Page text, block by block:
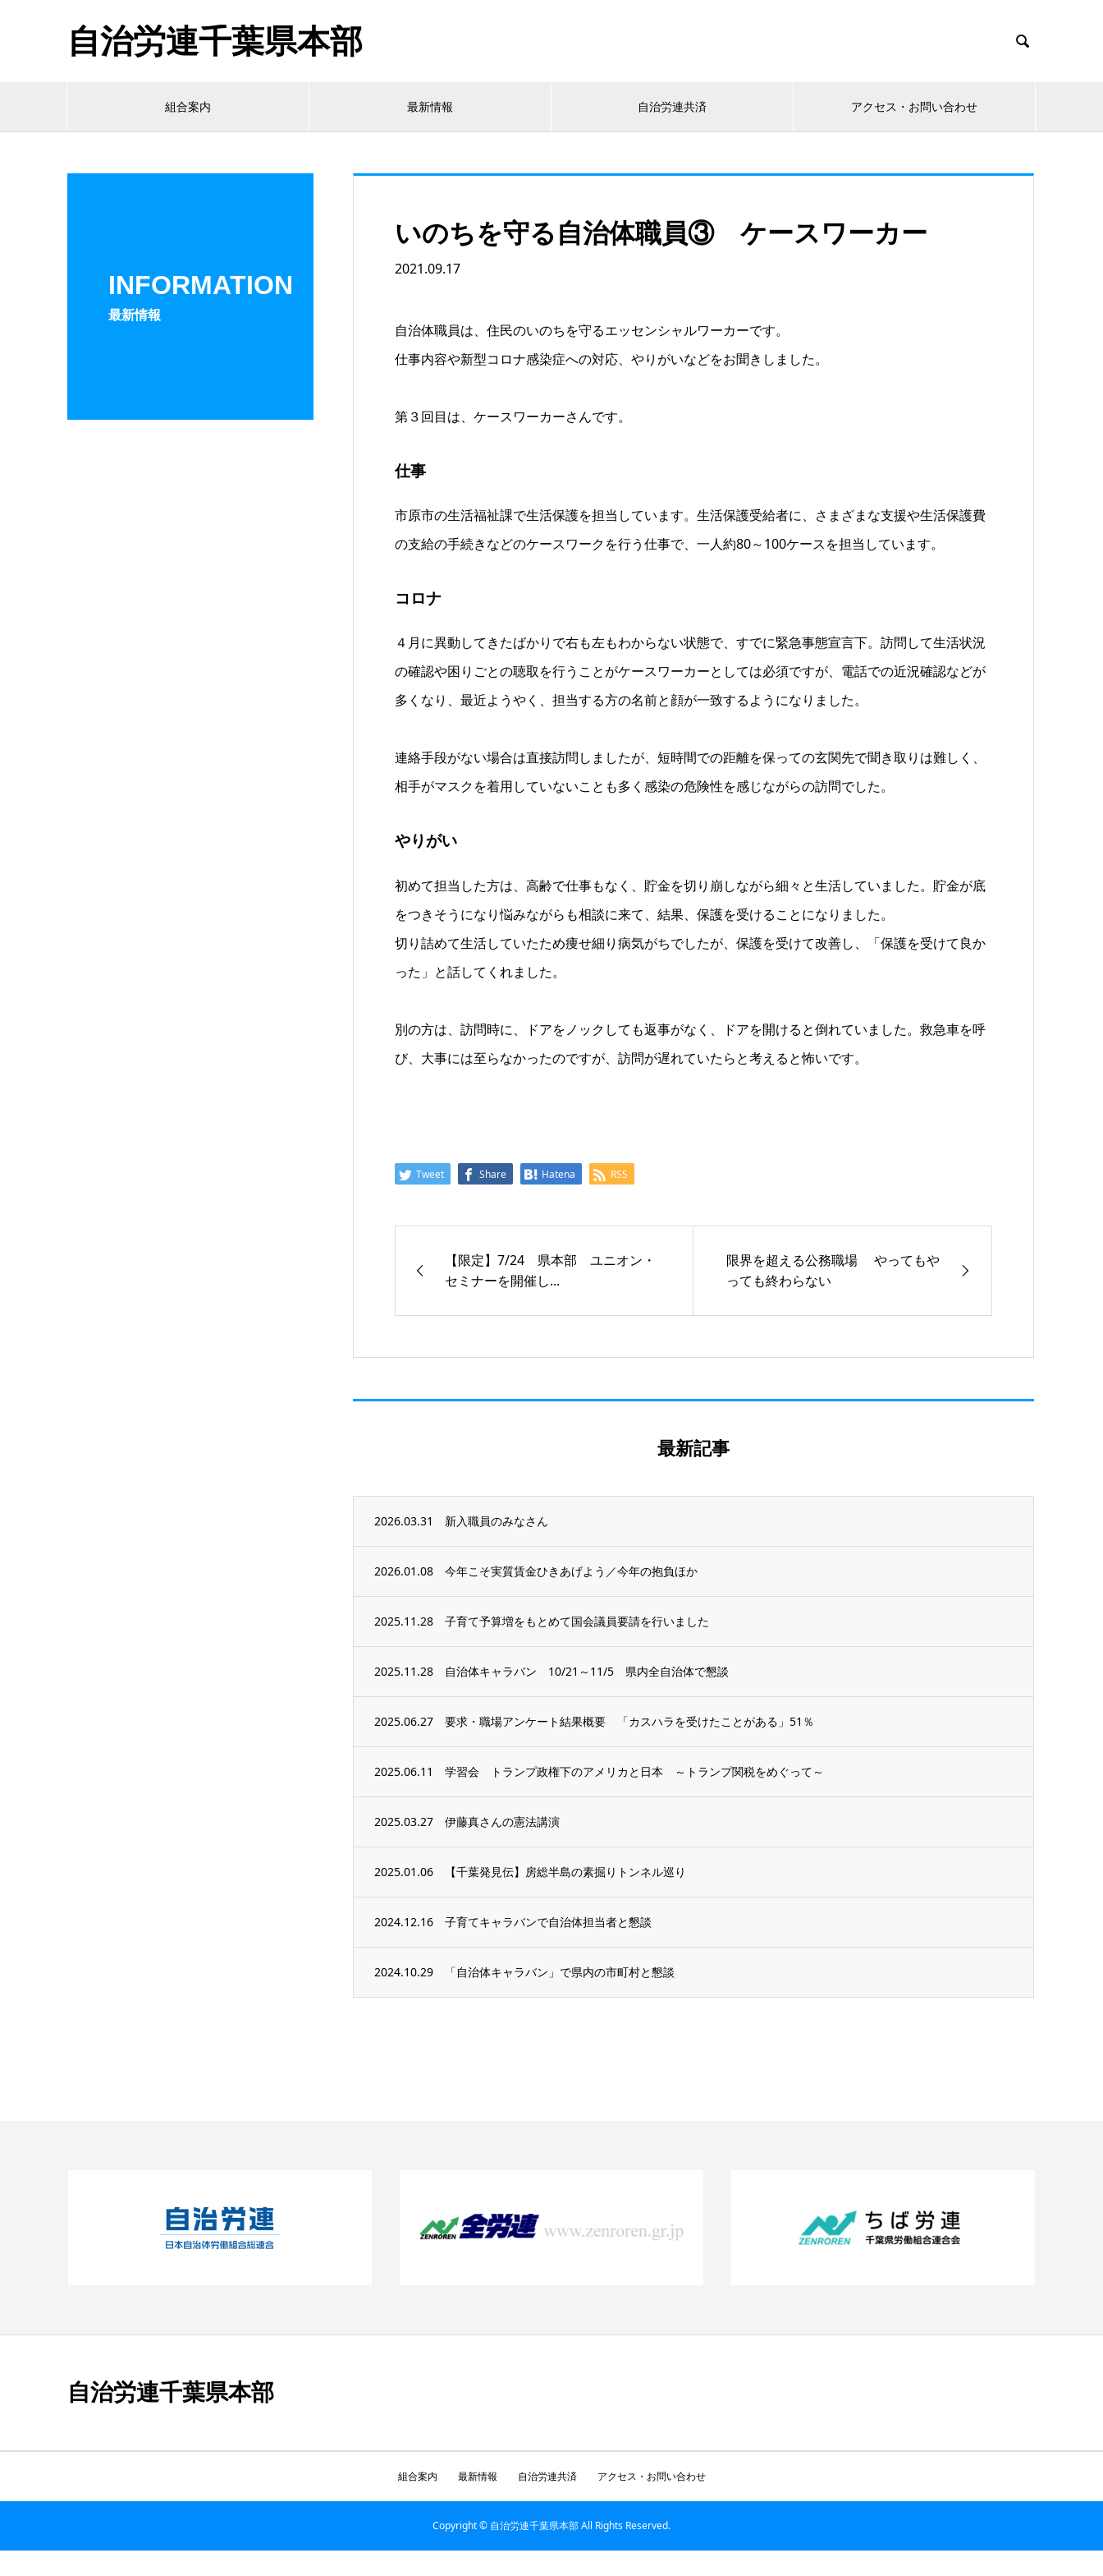
自治労連千葉県本部 
組合案内 最新情報 自治労連共済 アクセス・お問い合わせ
INFORMATION
最新情報
いのちを守る自治体職員③ ケースワーカー
2021.09.17
自治体職員は、住民のいのちを守るエッセンシャルワーカーです。
仕事内容や新型コロナ感染症への対応、やりがいなどをお聞きしました。
第３回目は、ケースワーカーさんです。
仕事
市原市の生活福祉課で生活保護を担当しています。生活保護受給者に、さまざまな支援や生活保護費
の支給の手続きなどのケースワークを行う仕事で、一人約80～100ケースを担当しています。
コロナ
４月に異動してきたばかりで右も左もわからない状態で、すでに緊急事態宣言下。訪問して生活状況
の確認や困りごとの聴取を行うことがケースワーカーとしては必須ですが、電話での近況確認などが
多くなり、最近ようやく、担当する方の名前と顔が一致するようになりました。
連絡手段がない場合は直接訪問しましたが、短時間での距離を保っての玄関先で聞き取りは難しく、
相手がマスクを着用していないことも多く感染の危険性を感じながらの訪問でした。
やりがい
初めて担当した方は、高齢で仕事もなく、貯金を切り崩しながら細々と生活していました。貯金が底
をつきそうになり悩みながらも相談に来て、結果、保護を受けることになりました。
切り詰めて生活していたため痩せ細り病気がちでしたが、保護を受けて改善し、「保護を受けて良か
った」と話してくれました。
別の方は、訪問時に、ドアをノックしても返事がなく、ドアを開けると倒れていました。救急車を呼
び、大事には至らなかったのですが、訪問が遅れていたらと考えると怖いです。
Tweet Share Hatena RSS
【限定】7/24 県本部 ユニオン・
セミナーを開催し...
限界を超える公務職場 やってもや
っても終わらない
最新記事
2026.03.31 新入職員のみなさん
2026.01.08 今年こそ実質賃金ひきあげよう／今年の抱負ほか
2025.11.28 子育て予算増をもとめて国会議員要請を行いました
2025.11.28 自治体キャラバン 10/21～11/5 県内全自治体で懇談
2025.06.27 要求・職場アンケート結果概要 「カスハラを受けたことがある」51％
2025.06.11 学習会 トランプ政権下のアメリカと日本 ～トランプ関税をめぐって～
2025.03.27 伊藤真さんの憲法講演
2025.01.06 【千葉発見伝】房総半島の素掘りトンネル巡り
2024.12.16 子育てキャラバンで自治体担当者と懇談
2024.10.29 「自治体キャラバン」で県内の市町村と懇談
自治労連千葉県本部
組合案内 最新情報 自治労連共済 アクセス・お問い合わせ
Copyright © 自治労連千葉県本部 All Rights Reserved.